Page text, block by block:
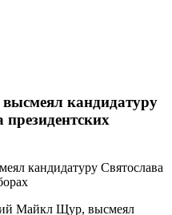
кандидатуру
Майкл Щур, высмеял